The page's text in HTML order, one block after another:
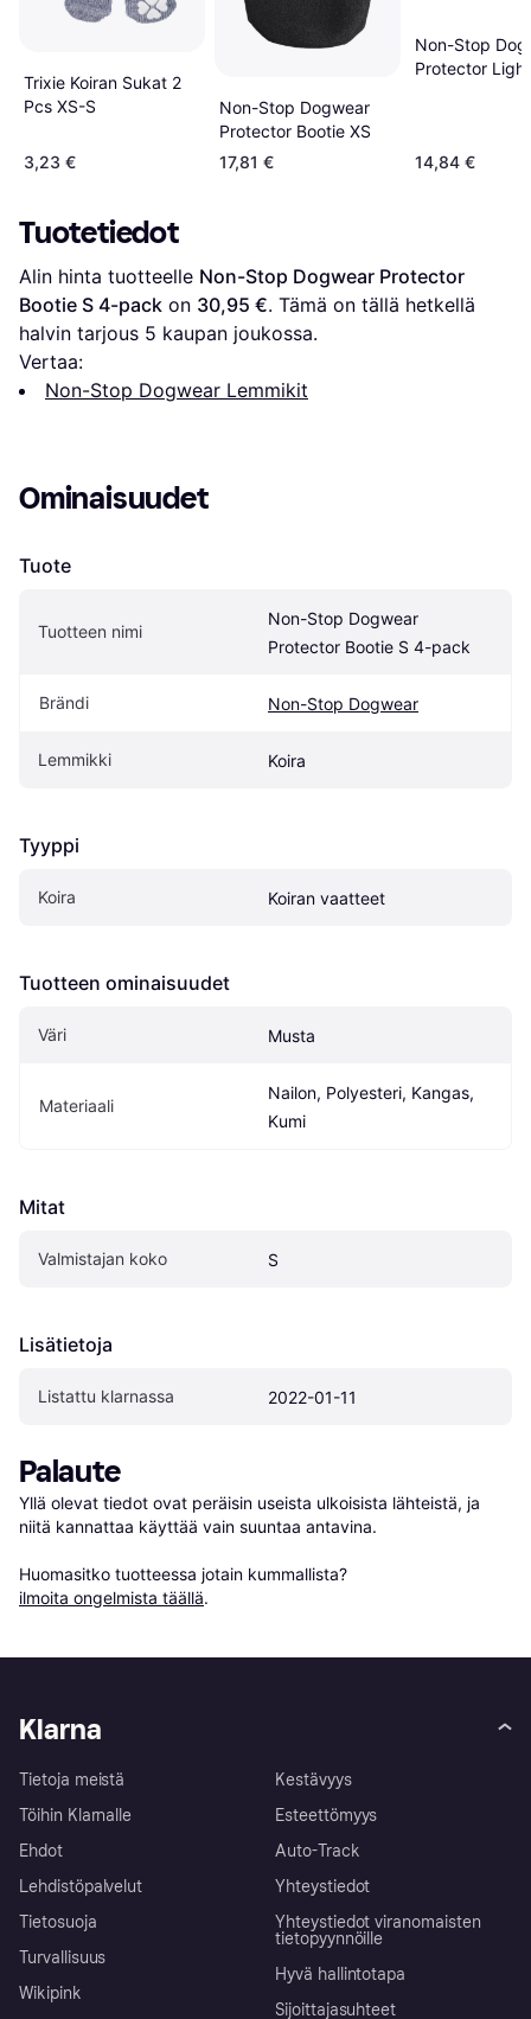
Trixie Koiran Sukat 2
Pcs XS-S
3,23 €
Non-Stop Dogwear
Protector Bootie XS
17,81 €
Non-Stop
Protector
14,84 €
Tuotetiedot
Alin hinta tuotteelle Non-Stop Dogwear Protector
Bootie S 4-pack on 30,95 €. Tämä on tällä hetkellä
halvin tarjous 5 kaupan joukossa.
Vertaa:
Non-Stop Dogwear Lemmikit
Ominaisuudet
Tuote
Tuotteen nimi
Non-Stop Dogwear
Protector Bootie S 4-pack
Brändi Non-Stop Dogwear
Lemmikki Koira
Tyyppi
Koira Koiran vaatteet
Tuotteen ominaisuudet
Väri Musta
Materiaali
Nailon, Polyesteri, Kangas,
Kumi
Mitat
Valmistajan koko S
Lisätietoja
Listattu klarnassa 2022-01-11
Palaute
Yllä olevat tiedot ovat peräisin useista ulkoisista lähteistä, ja
niitä kannattaa käyttää vain suuntaa antavina.
Huomasitko tuotteessa jotain kummallista?
ilmoita ongelmista täällä.
Klarna
Tietoja meistä
Töihin Klarnalle
Ehdot
Lehdistöpalvelut
Tietosuoja
Turvallisuus
Wikipink
Kestävyys
Esteettömyys
Auto-Track
Yhteystiedot
Yhteystiedot viranomaisten
tietopyynnöille
Hyvä hallintotapa
Sijoittajasuhteet